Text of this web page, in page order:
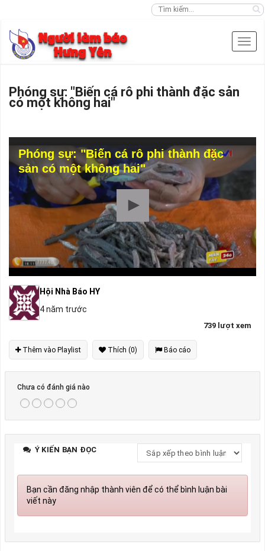
Phóng sự: "Biến cá rô phi thành đặc sản
có một không hai"
Phóng sự: "Biến cá rô phi thành đặc
sản có một không hai"
Hội Nhà Báo HY
4 năm trước
739 lượt xem
Thêm vào Playlist Thích (0) Báo cáo
Chưa có đánh giá nào
Ý KIẾN BẠN ĐỌC
Bạn cần đăng nhập thành viên để có thể bình luận bài
viết này